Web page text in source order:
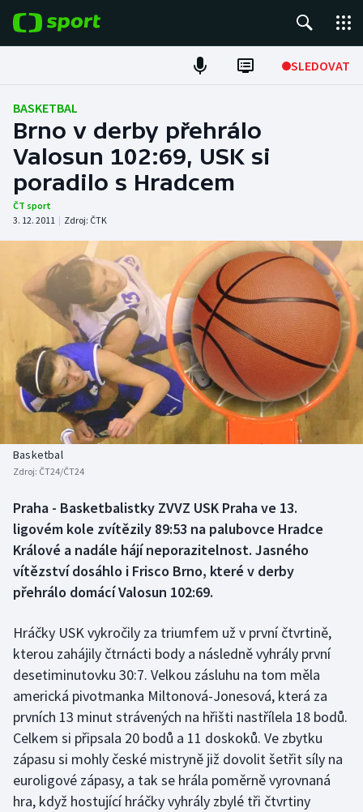
SLEDOVAT
Fotbal
Hokej
Tenis
Atletika
Cyklistika
DALŠÍ SPORTY
Americký fotbal
Baseball a softbal
Basketbal
Biatlon
Box
Curling
Golf
Gymnastika
Házená
NEPŘEHLÉDNĚTE
Soutěže
Historické návraty
Aplikace ČT sport
BASKETBAL
Brno v derby přehrálo
Valosun 102:69, USK si
poradilo s Hradcem
ČT sport
3. 12. 2011 | Zdroj: ČTK
Basketbal
Zdroj: ČT24/ČT24
Praha - Basketbalistky ZVVZ USK Praha ve 13.
ligovém kole zvítězily 89:53 na palubovce Hradce
Králové a nadále hájí neporazitelnost. Jasného
vítězství dosáhlo i Frisco Brno, které v derby
přehrálo domácí Valosun 102:69.
Hráčky USK vykročily za triumfem už v první čtvrtině,
kterou zahájily čtrnácti body a následně vyhrály první
desetiminutovku 30:7. Velkou zásluhu na tom měla
americká pivotmanka Miltonová-Jonesová, která za
prvních 13 minut strávených na hřišti nastřílela 18 bodů.
Celkem si připsala 20 bodů a 11 doskoků. Ve zbytku
zápasu si mohly české mistryně již dovolit šetřit síly na
euroligové zápasy, a tak se hrála poměrně vyrovnaná
hra, když hostující hráčky vyhrály zbylé tři čtvrtiny